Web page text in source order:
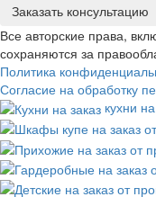
Заказать консультацию
Все авторские права,
сохраняются за
Политика
Согласие на обработку
кухни